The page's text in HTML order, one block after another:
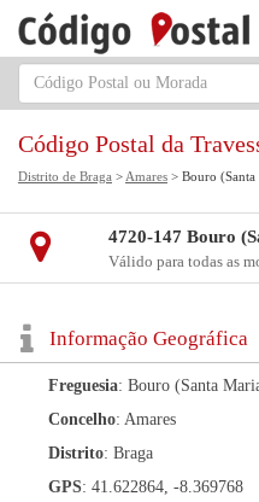
Código Postal da
Distrito de Braga > Amares > Bouro
4720-147 Bouro
Válido para todas as
Informação Geográfica
Freguesia: Bouro (Santa
Concelho: Amares
Distrito: Braga
GPS: 41.622864, -8.369768